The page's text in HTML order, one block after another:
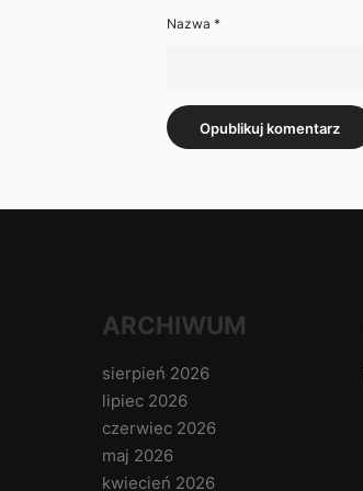
Nazwa *
ARCHIWUM
sierpień 2026
lipiec 2026
czerwiec 2026
maj 2026
kwiecień 2026